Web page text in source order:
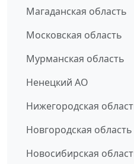
Магаданская область
Московская область
Мурманская область
Ненецкий АО
Нижегородская
Новгородская область
Новосибирская